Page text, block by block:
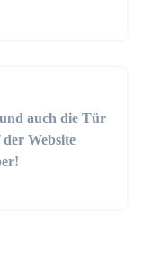
auch die Tür
Website